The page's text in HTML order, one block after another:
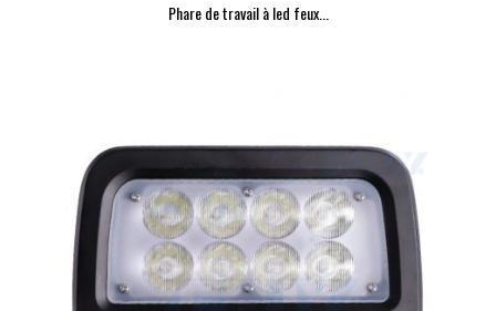
Phare de travail à led feux...